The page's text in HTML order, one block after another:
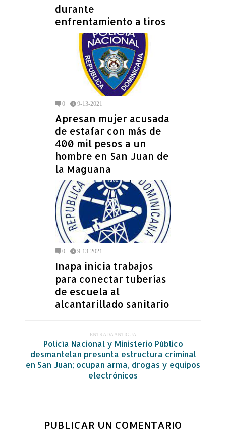
durante
enfrentamiento a tiros
0 9-13-2021
Apresan mujer acusada
de estafar con más de
400 mil pesos a un
hombre en San Juan de
la Maguana
0 9-13-2021
Inapa inicia trabajos
para conectar tuberías
de escuela al
alcantarillado sanitario
ENTRADA ANTIGUA
Policía Nacional y Ministerio Público
desmantelan presunta estructura criminal
en San Juan; ocupan arma, drogas y equipos
electrónicos
PUBLICAR UN COMENTARIO